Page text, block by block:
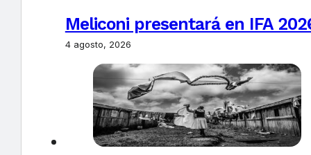
Meliconi presentará en IFA
4 agosto, 2026